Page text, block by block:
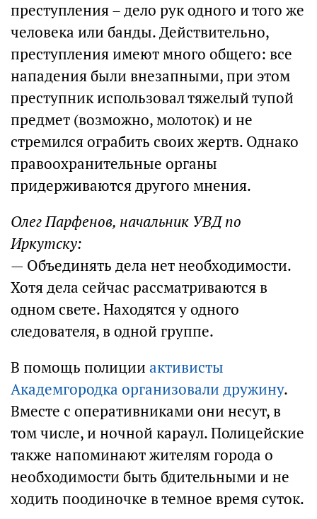
преступления – дело рук одного и того же
человека или банды. Действительно,
преступления имеют много общего: все
нападения были внезапными, при этом
преступник использовал тяжелый тупой
предмет (возможно, молоток) и не
стремился ограбить своих жертв. Однако
правоохранительные органы
придерживаются другого мнения.
Олег Парфенов, начальник УВД по
Иркутску:
— Объединять дела нет необходимости.
Хотя дела сейчас рассматриваются в
одном свете. Находятся у одного
следователя, в одной группе.
В помощь полиции активисты
Академгородка организовали дружину.
Вместе с оперативниками они несут, в
том числе, и ночной караул. Полицейские
также напоминают жителям города о
необходимости быть бдительными и не
ходить поодиночке в темное время суток.